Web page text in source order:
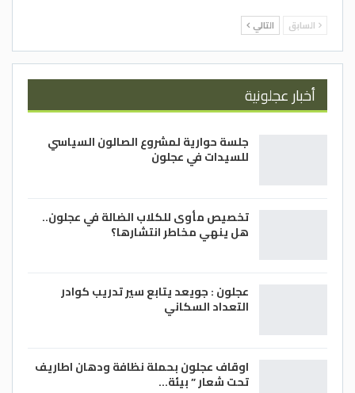
السابق التالي
أخبار عجلونية
جلسة حوارية لمشروع الصالون السياسي
للسيدات في عجلون
تخصيص مأوى للكلاب الضالة في عجلون..
هل ينهي مخاطر انتشارها؟
عجلون : جويعد يتابع سير تدريب كوادر
التعداد السكاني
اوقاف عجلون بحملة نظافة ودهان اطاريف
تحت شعار ” بيئة…